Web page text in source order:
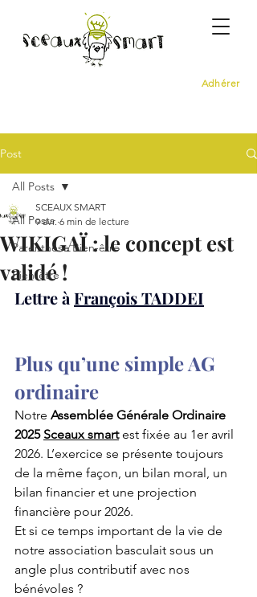
Adhérer
Post
All Posts
Parenthèse Bien-être
Bien-être
All Posts
WIKIGAÏ : le concept est
validé !
SCEAUX SMART
9 avr. 6 min de lecture
Lettre à François TADDEI
Plus qu’une simple AG
ordinaire
Notre Assemblée Générale Ordinaire
2025 Sceaux smart est fixée au 1er avril
2026. L’exercice se présente toujours
de la même façon, un bilan moral, un
bilan financier et une projection
financière pour 2026.
Et si ce temps important de la vie de
notre association basculait sous un
angle plus contributif avec nos
bénévoles ?